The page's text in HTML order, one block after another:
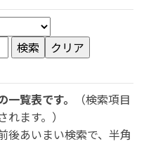
覧表です。
（検索項目
ます。）
後あいまい検索で、半角